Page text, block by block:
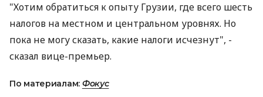
"Хотим обратиться к опыту Грузии, где всего шесть
налогов на местном и центральном уровнях. Но
пока не могу сказать, какие налоги исчезнут", -
сказал вице-премьер.
По материалам: Фокус